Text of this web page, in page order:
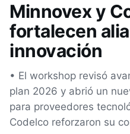
Minnovex y
fortalecen
innovación
• El workshop revisó
plan 2026 y abrió un
para proveedores
Codelco reforzaron su